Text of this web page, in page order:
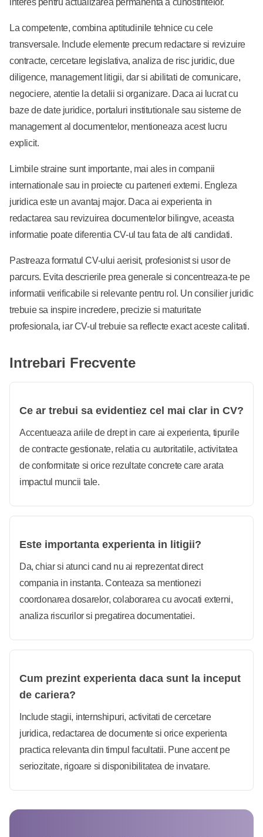
interes pentru actualizarea permanenta a cunostintelor.
La competente, combina aptitudinile tehnice cu cele
transversale. Include elemente precum redactare si revizuire
contracte, cercetare legislativa, analiza de risc juridic, due
diligence, management litigii, dar si abilitati de comunicare,
negociere, atentie la detalii si organizare. Daca ai lucrat cu
baze de date juridice, portaluri institutionale sau sisteme de
management al documentelor, mentioneaza acest lucru
explicit.
Limbile straine sunt importante, mai ales in companii
internationale sau in proiecte cu parteneri externi. Engleza
juridica este un avantaj major. Daca ai experienta in
redactarea sau revizuirea documentelor bilingve, aceasta
informatie poate diferentia CV-ul tau fata de alti candidati.
Pastreaza formatul CV-ului aerisit, profesionist si usor de
parcurs. Evita descrierile prea generale si concentreaza-te pe
informatii verificabile si relevante pentru rol. Un consilier juridic
trebuie sa inspire incredere, precizie si maturitate
profesionala, iar CV-ul trebuie sa reflecte exact aceste calitati.
Intrebari Frecvente
Ce ar trebui sa evidentiez cel mai clar in CV?
Accentueaza ariile de drept in care ai experienta, tipurile
de contracte gestionate, relatia cu autoritatile, activitatea
de conformitate si orice rezultate concrete care arata
impactul muncii tale.
Este importanta experienta in litigii?
Da, chiar si atunci cand nu ai reprezentat direct
compania in instanta. Conteaza sa mentionezi
coordonarea dosarelor, colaborarea cu avocati externi,
analiza riscurilor si pregatirea documentatiei.
Cum prezint experienta daca sunt la inceput
de cariera?
Include stagii, internshipuri, activitati de cercetare
juridica, redactarea de documente si orice experienta
practica relevanta din timpul facultatii. Pune accent pe
seriozitate, rigoare si disponibilitatea de invatare.